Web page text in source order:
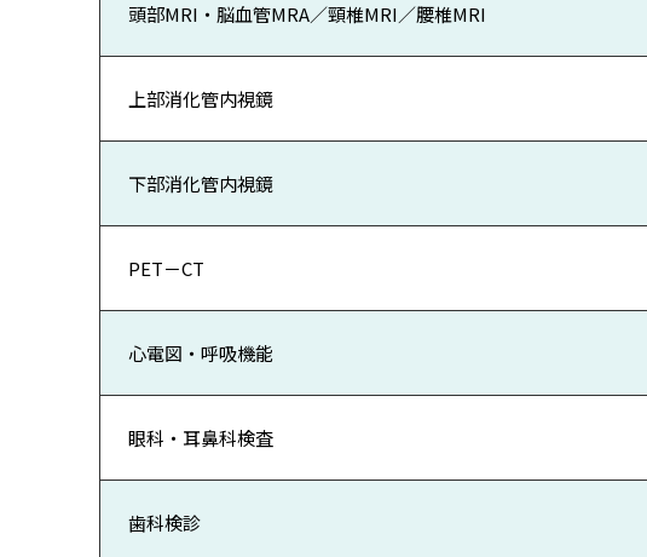
頭部MRI・脳血管MRA／頸椎MRI／腰椎MRI
上部消化管内視鏡
下部消化管内視鏡
PET－CT
心電図・呼吸機能
眼科・耳鼻科検査
歯科検診